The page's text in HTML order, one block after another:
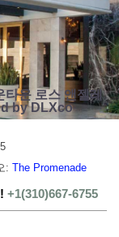
운 로스 앤젤레
by DLXco
: The Promenade
+1(310)667-6755